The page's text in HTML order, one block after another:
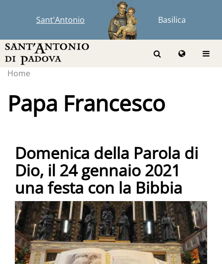
Sant'Antonio Basilica
Home
Papa Francesco
Domenica della Parola di
Dio, il 24 gennaio 2021
una festa con la Bibbia